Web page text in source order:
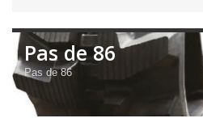
Pas de 86
Pas de 86